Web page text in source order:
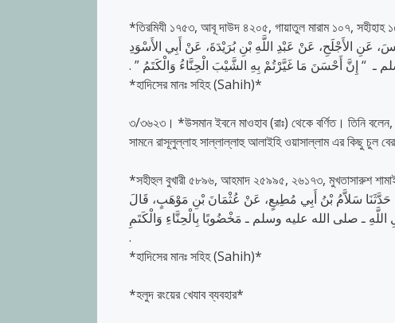
*তিরমিযী ১৭৫৩, আবূ দাউদ ৪২০৫, গায়াতুল মারাম ১০৭,
عَنِ الأَجْلَحِ، عَنْ عَبْدِ اللَّهِ بْنِ بُرَيْدَةَ، عَنْ أَبِي الأَسْوَدِ
ـ ‏ “‏ إِنَّ أَحْسَنَ مَا غَيَّرْتُمْ بِهِ الشَّيْبَ الْحِنَّاءُ وَالْكَتَمُ ‏”‏ ‏.‏
*হাদিসের মানঃ সহিহ (Sahih)*
৩/৩৬২৩। *উসমান ইবনে মাওহাব (রাঃ) থেকে বর্ণিত। তিনি
সামনে রাসূলুল্লাহ সাল্লাল্লাহু আলাইহি ওয়াসাল্লাম এর কিছু চুল
*সহীহুল বুখারী ৫৮৯৬, আহমাদ ২৫৯৯৫, ২৬১৭৩, মুখতাসারুশ
حَدَّثَنَا سَلاَّمُ بْنُ أَبِي مُطِيعٍ، عَنْ عُثْمَانَ بْنِ مَوْهَبٍ، قَالَ
صلى الله عليه وسلم ـ مَخْضُوبًا بِالْحِنَّاءِ وَالْكَتَمِ
‏.‏
*হাদিসের মানঃ সহিহ (Sahih)*
*হলুদ রংয়ের খেযাব ব্যবহার*